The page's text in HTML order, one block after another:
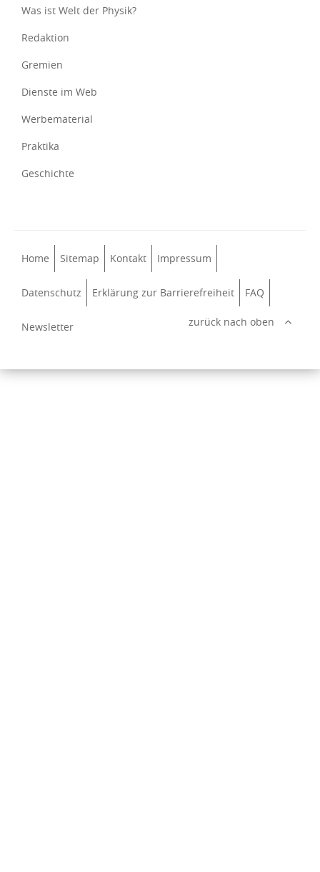
Was ist Welt der Physik?
Redaktion
Gremien
Dienste im Web
Werbematerial
Praktika
Geschichte
Home Sitemap Kontakt Impressum
Datenschutz Erklärung zur Barrierefreiheit FAQ
Newsletter zurück nach oben